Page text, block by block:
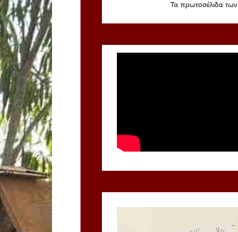
Τα πρωτοσέλιδα των